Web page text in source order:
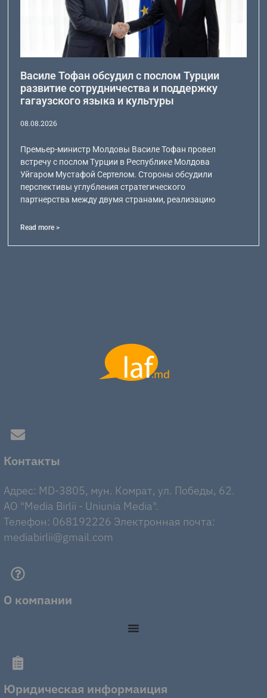
Василе Тофан обсудил с послом Турции
развитие сотрудничества и поддержку
гагаузского языка и культуры
08.08.2026
Премьер-министр Молдовы Василе Тофан провел
встречу с послом Турции в Республике Молдова
Уйгаром Мустафой Сертелом. Стороны обсудили
перспективы углубления стратегического
партнерства между двумя странами, реализацию
Read more >
Контакты
Адрес: MD-3805, мун. Комрат, ул. Победы, 62.
AO "Media Birlii - Uniunia Media".
Телефон: 068192226 Электронная почта:
mediabirlii@gmail.com
О компании
Юридическая информаиция